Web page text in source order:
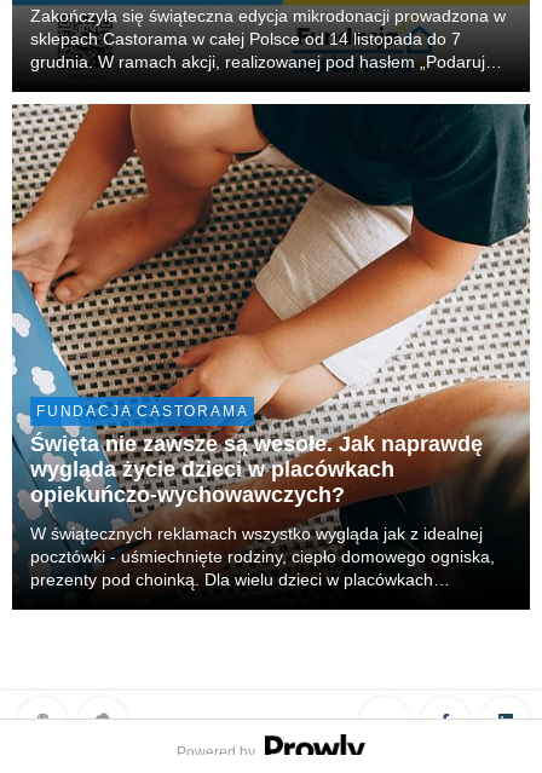
Zakończyła się świąteczna edycja mikrodonacji prowadzona w
sklepach Castorama w całej Polsce od 14 listopada do 7
grudnia. W ramach akcji, realizowanej pod hasłem „Podaruj
73 589,39 złotych na wsparcie dz...
FUNDACJA CASTORAMA
Święta nie zawsze są wesołe. Jak naprawdę
wygląda życie dzieci w placówkach
opiekuńczo-wychowawczych?
W świątecznych reklamach wszystko wygląda jak z idealnej
pocztówki - uśmiechnięte rodziny, ciepło domowego ogniska,
prezenty pod choinką. Dla wielu dzieci w placówkach
Powered by